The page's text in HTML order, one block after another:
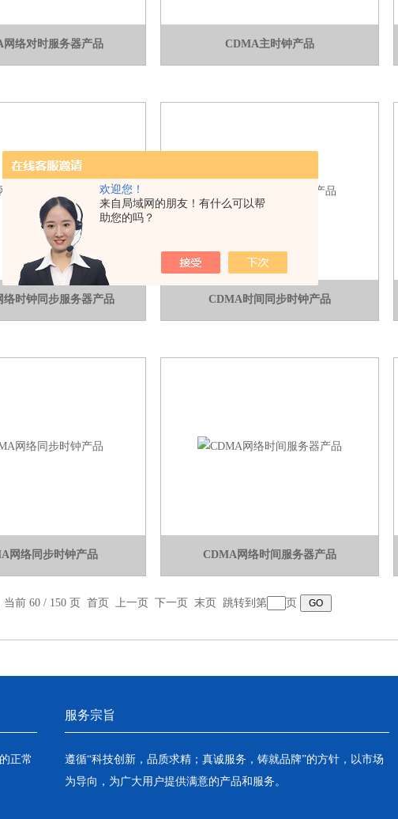
欢迎您！
来自局域网的朋友！有什么可以帮
助您的吗？
网络对时服务器产品 CDMA主时钟产品
络时钟同步服务器产品 CDMA时间同步时钟产品
网络同步时钟产品 CDMA网络时间服务器产品
当前 60 / 150 页 首页 上一页 下一页 末页 跳转到第 页
正常
服务宗旨
遵循“科技创新，品质求精；真诚服务，铸就品牌”的方针，以市场
为导向，为广大用户提供满意的产品和服务。